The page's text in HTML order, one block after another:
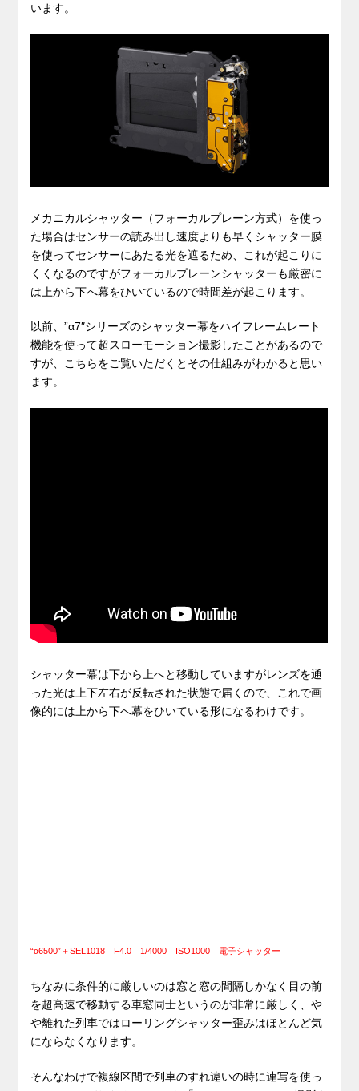
います。
メカニカルシャッター（フォーカルプレーン方式）を使っ
た場合はセンサーの読み出し速度よりも早くシャッター膜
を使ってセンサーにあたる光を遮るため、これが起こりに
くくなるのですがフォーカルプレーンシャッターも厳密に
は上から下へ幕をひいているので時間差が起こります。
以前、”α7″シリーズのシャッター幕をハイフレームレート
機能を使って超スローモーション撮影したことがあるので
すが、こちらをご覧いただくとその仕組みがわかると思い
ます。
シャッター幕は下から上へと移動していますがレンズを通
った光は上下左右が反転された状態で届くので、これで画
像的には上から下へ幕をひいている形になるわけです。
“α6500″＋SEL1018 F4.0 1/4000 ISO1000 電子シャッター
ちなみに条件的に厳しいのは窓と窓の間隔しかなく目の前
を超高速で移動する車窓同士というのが非常に厳しく、や
や離れた列車ではローリングシャッター歪みはほとんど気
にならなくなります。
そんなわけで複線区間で列車のすれ違いの時に連写を使っ